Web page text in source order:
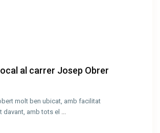
al carrer Josep Obrer
molt ben ubicat, amb facilitat
davant, amb tots el ...